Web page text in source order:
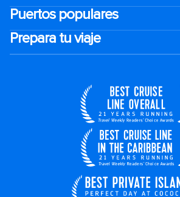
Puertos populares
Prepara tu viaje